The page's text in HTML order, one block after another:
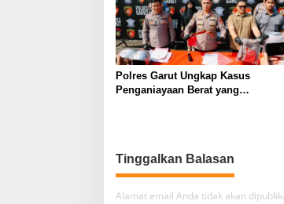
Polres Garut Ungkap Kasus
Penganiayaan Berat yang
Tinggalkan Balasan
Alamat email Anda tidak akan